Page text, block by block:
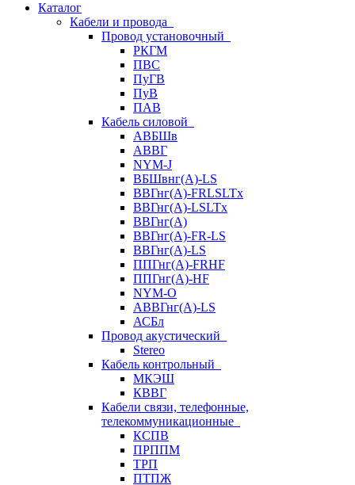
Каталог
Кабели и провода
Провод установочный
РКГМ
ПВС
ПуГВ
ПуВ
ПАВ
Кабель силовой
АВБШв
АВВГ
NYM-J
ВБШвнг(А)-LS
ВВГнг(A)-FRLSLTx
ВВГнг(A)-LSLTx
ВВГнг(А)
ВВГнг(А)-FR-LS
ВВГнг(А)-LS
ППГнг(А)-FRHF
ППГнг(А)-HF
NYM-O
АВВГнг(А)-LS
АСБл
Провод акустический
Stereo
Кабель контрольный
МКЭШ
КВВГ
Кабели связи, телефонные,
телекоммуникационные
КСПВ
ПРППМ
ТРП
ПТПЖ